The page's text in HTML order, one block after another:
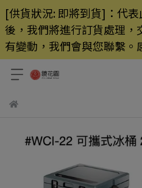
[供貨狀況: 即將到貨]：代
後，我們將進行訂貨處理
有變動，我們會與您聯繫。